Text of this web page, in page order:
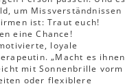
um Missverständnissen
ist: Traut euch!
eine Chance!
loyale
„Macht es ihnen
mit Sonnenbrille vorm
oder flexiblere